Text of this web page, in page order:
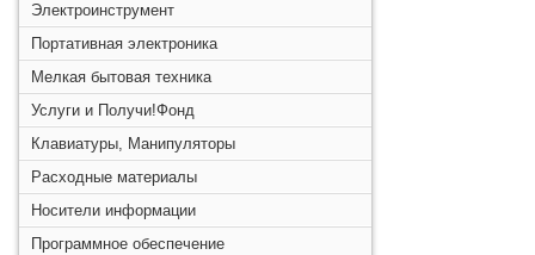
Электроинструмент
Портативная электроника
Мелкая бытовая техника
Услуги и Получи!Фонд
Клавиатуры, Манипуляторы
Расходные материалы
Носители информации
Программное обеспечение